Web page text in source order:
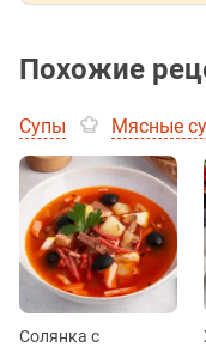
Похожие
Супы Мясные
Солянка с